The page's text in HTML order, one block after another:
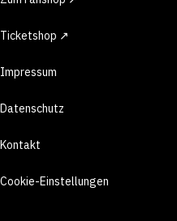
Ticketshop ↗
Impressum
Datenschutz
Kontakt
Cookie-Einstellungen